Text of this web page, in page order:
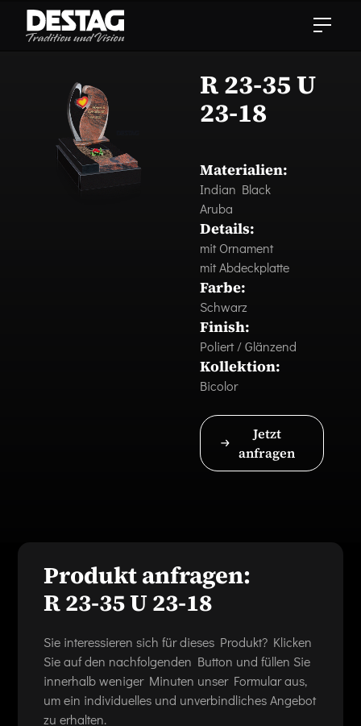
R 23-35 U
23-18
Materialien:
Indian Black
Aruba
Details:
mit Ornament
mit Abdeckplatte
Farbe:
Schwarz
Finish:
Poliert / Glänzend
Kollektion:
Bicolor
Jetzt
anfragen
Produkt anfragen:
R 23-35 U 23-18
Sie interessieren sich für dieses Produkt? Klicken
Sie auf den nachfolgenden Button und füllen Sie
innerhalb weniger Minuten unser Formular aus,
um ein individuelles und unverbindliches Angebot
zu erhalten.